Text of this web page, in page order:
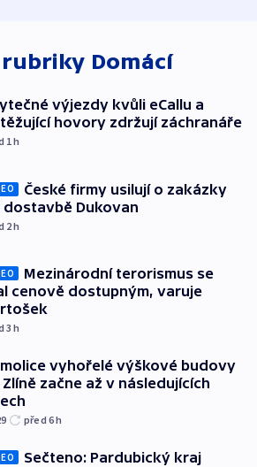
Domácí
výjezdy kvůli eCallu a
hovory zdržují záchranáře
1h
České firmy usilují o zakázky
dostavbě Dukovan
2h
Mezinárodní terorismus se
cenově dostupným, varuje
3h
vyhořelé výškové budovy
začne až v následujících
před 6h
Sečteno: Pardubický kraj